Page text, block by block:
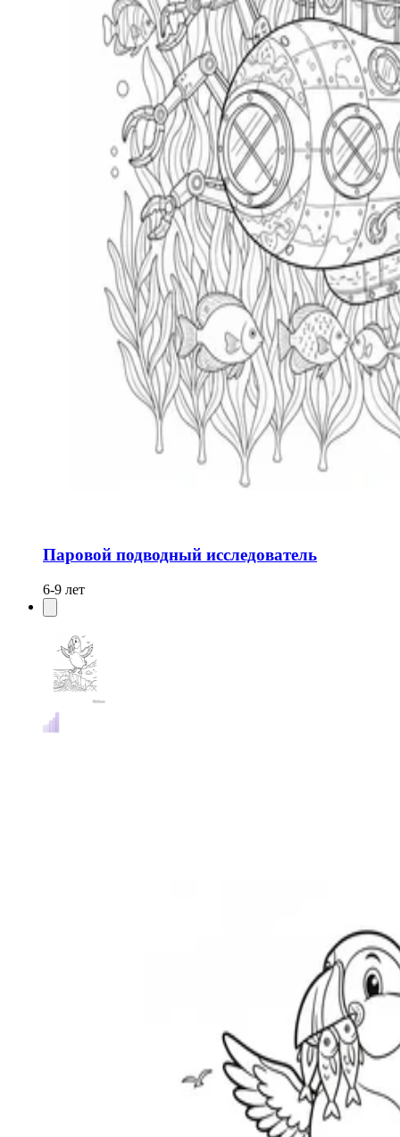
Паровой подводный исследователь
6-9 лет